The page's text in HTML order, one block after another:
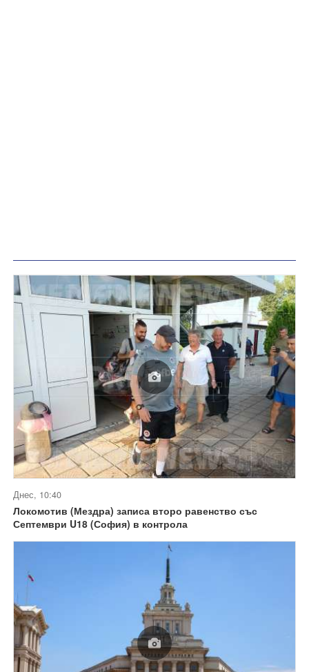
Днес, 10:40
Локомотив (Мездра) записа второ равенство със
Септември U18 (София) в контрола